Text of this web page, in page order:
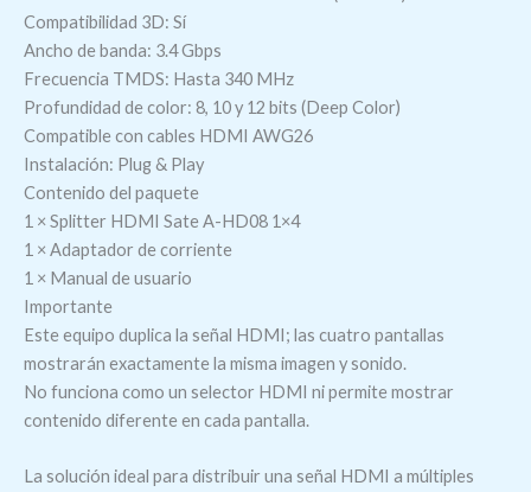
Compatibilidad 3D: Sí
Ancho de banda: 3.4 Gbps
Frecuencia TMDS: Hasta 340 MHz
Profundidad de color: 8, 10 y 12 bits (Deep Color)
Compatible con cables HDMI AWG26
Instalación: Plug & Play
Contenido del paquete
1 × Splitter HDMI Sate A-HD08 1×4
1 × Adaptador de corriente
1 × Manual de usuario
Importante
Este equipo duplica la señal HDMI; las cuatro pantallas
mostrarán exactamente la misma imagen y sonido.
No funciona como un selector HDMI ni permite mostrar
contenido diferente en cada pantalla.
La solución ideal para distribuir una señal HDMI a múltiples